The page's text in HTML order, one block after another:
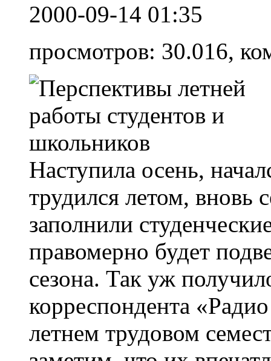
2000-09-14 01:35
просмотров: 30.016,
Наступила осень,
трудился летом, вновь
заполнили
правомерно будет
сезона. Так уж
корреспондента
летнем трудовом